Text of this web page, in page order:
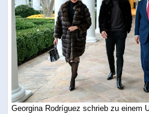
Georgina Rodríguez schrieb zu einem